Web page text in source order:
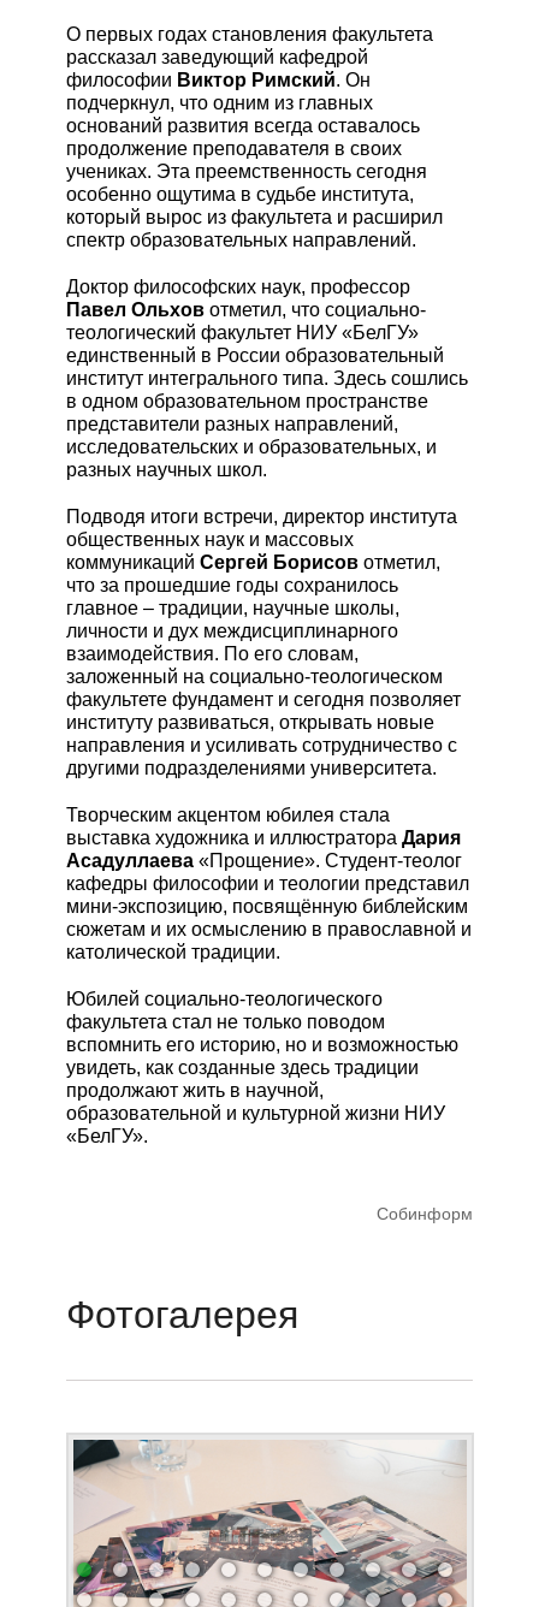
О первых годах становления факультета
рассказал заведующий кафедрой
философии Виктор Римский. Он
подчеркнул, что одним из главных
оснований развития всегда оставалось
продолжение преподавателя в своих
учениках. Эта преемственность сегодня
особенно ощутима в судьбе института,
который вырос из факультета и расширил
спектр образовательных направлений.
Доктор философских наук, профессор
Павел Ольховотметил, что социально-
теологический факультет НИУ «БелГУ»
единственный в России образовательный
институт интегрального типа. Здесь сошлись
в одном образовательном пространстве
представители разных направлений,
исследовательских и образовательных, и
разных научных школ.
Подводя итоги встречи, директор института
общественных наук и массовых
коммуникаций Сергей Борисовотметил,
что за прошедшие годы сохранилось
главное – традиции, научные школы,
личности и дух междисциплинарного
взаимодействия. По его словам,
заложенный на социально-теологическом
факультете фундамент и сегодня позволяет
институту развиваться, открывать новые
направления и усиливать сотрудничество с
другими подразделениями университета.
Творческим акцентом юбилея стала
выставка художника и иллюстратора Дария
Асадуллаева«Прощение». Студент-теолог
кафедры философии и теологии представил
мини-экспозицию, посвящённую библейским
сюжетам и их осмыслению в православной и
католической традиции.
Юбилей социально-теологического
факультета стал не только поводом
вспомнить его историю, но и возможностью
увидеть, как созданные здесь традиции
продолжают жить в научной,
образовательной и культурной жизни НИУ
«БелГУ».
Собинформ
Фотогалерея